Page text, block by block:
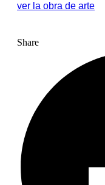
ver la obra de arte
Share